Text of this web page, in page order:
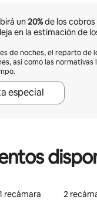
un20%de los
en la estimación de
de noches, el reparto de
así como las normativas
especial
recámara 2